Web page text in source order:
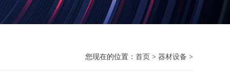
您现在的位置： 首页 > 器材设备 >